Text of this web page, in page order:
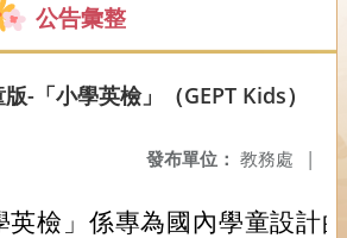
公告彙整
-「小學英檢」（GEPT Kids）
發布單位： 教務處 |
英檢」係專為國內學童設計